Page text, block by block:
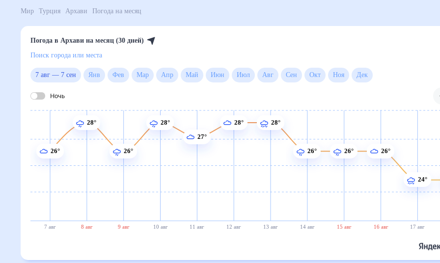
Мир Турция Архави Погода на месяц
Погода в Архави на месяц (30 дней)
Поиск города или места
7 авг—7 сен Янв Фев Мар Апр Май Июн Июл Авг Сен Окт Ноя
Ночь
7 авг 8 авг 9 авг 10 авг 11 авг 12 авг 13 авг 14 авг 15 авг 16 авг 17 авг
26°
28°
26°
28°
27°
28° 28°
26° 26° 26°
24°